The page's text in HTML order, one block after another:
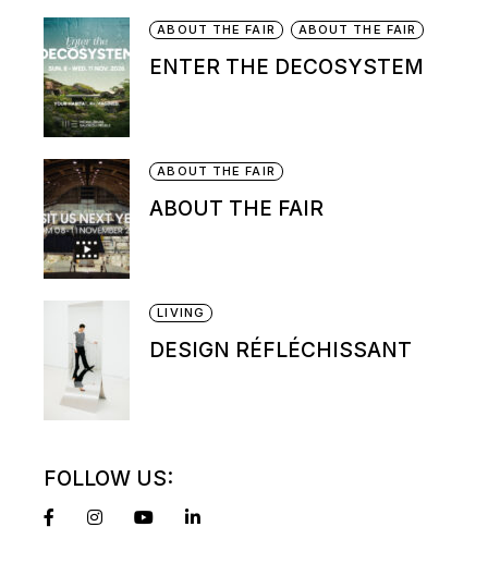
ABOUT THE FAIR ABOUT THE FAIR
ENTER THE DECOSYSTEM
ABOUT THE FAIR
ABOUT THE FAIR
LIVING
DESIGN RÉFLÉCHISSANT
FOLLOW US: